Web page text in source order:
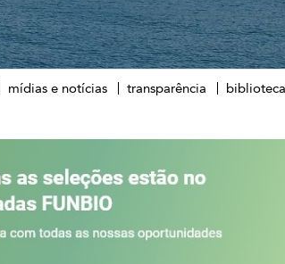
mídias e notícias transparência biblioteca